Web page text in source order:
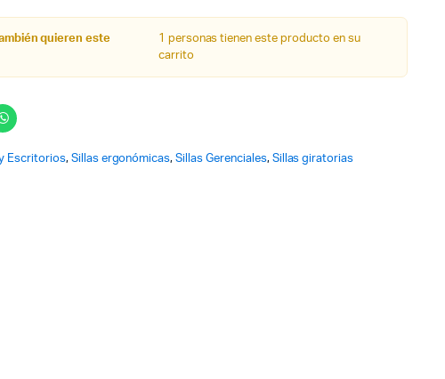
quieren este
1 personas tienen este producto en su
carrito
Escritorios, Sillas ergonómicas,Sillas Gerenciales, Sillas giratorias